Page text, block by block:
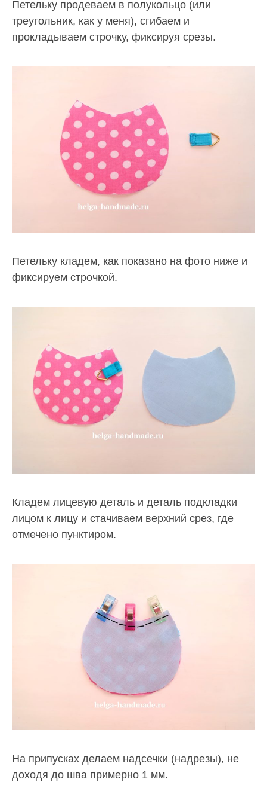
Петельку продеваем в полукольцо (или
треугольник, как у меня), сгибаем и
прокладываем строчку, фиксируя срезы.
Петельку кладем, как показано на фото ниже и
фиксируем строчкой.
Кладем лицевую деталь и деталь подкладки
лицом к лицу и стачиваем верхний срез, где
отмечено пунктиром.
На припусках делаем надсечки (надрезы), не
доходя до шва примерно 1 мм.